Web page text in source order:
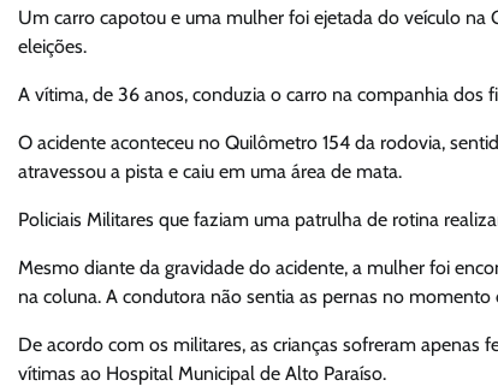
Um carro capotou e uma mulher foi ejetada do veículo na
eleições.
A vítima, de 36 anos, conduzia o carro na companhia dos
O acidente aconteceu no Quilômetro 154 da rodovia,
atravessou a pista e caiu em uma área de mata.
Policiais Militares que faziam uma patrulha de rotina
Mesmo diante da gravidade do acidente, a mulher foi
na coluna. A condutora não sentia as pernas no
De acordo com os militares, as crianças sofreram
vítimas ao Hospital Municipal de Alto Paraíso.